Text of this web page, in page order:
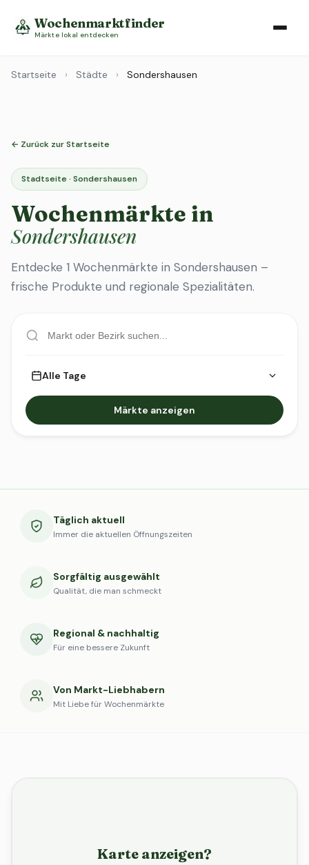
Wochenmarktfinder
Märkte lokal entdecken
Startseite › Städte › Sondershausen
← Zurück zur Startseite
Stadtseite · Sondershausen
Wochenmärkte in
Sondershausen
Entdecke 1 Wochenmärkte in Sondershausen –
frische Produkte und regionale Spezialitäten.
Alle Tage
Märkte anzeigen
Täglich aktuell
Immer die aktuellen Öffnungszeiten
Sorgfältig ausgewählt
Qualität, die man schmeckt
Regional & nachhaltig
Für eine bessere Zukunft
Von Markt-Liebhabern
Mit Liebe für Wochenmärkte
Karte anzeigen?